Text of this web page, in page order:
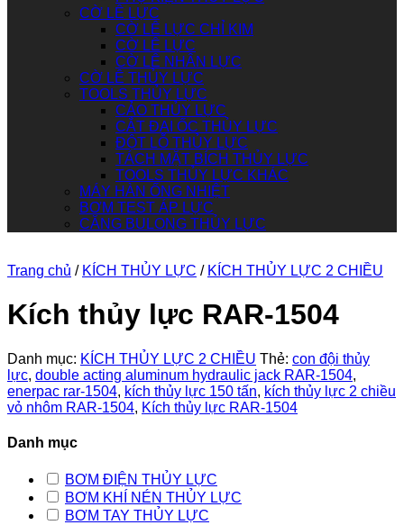
CỜ LÊ LỰC
CỜ LÊ LỰC CHỈ KIM
CỜ LÊ LỰC
CỜ LÊ NHÂN LỰC
CỜ LÊ THỦY LỰC
TOOLS THỦY LỰC
CẢO THỦY LỰC
CẮT ĐAI ỐC THỦY LỰC
ĐỘT LỖ THỦY LỰC
TÁCH MẶT BÍCH THỦY LỰC
TOOLS THỦY LỰC KHÁC
MÁY HÀN ỐNG NHIỆT
BƠM TEST ÁP LỰC
CĂNG BULONG THỦY LỰC
Trang chủ / KÍCH THỦY LỰC / KÍCH THỦY LỰC 2 CHIỀU
Kích thủy lực RAR-1504
Danh mục: KÍCH THỦY LỰC 2 CHIỀU Thẻ: con đội thủy
lực, double acting aluminum hydraulic jack RAR-1504,
enerpac rar-1504, kích thủy lực 150 tấn, kích thủy lực 2 chiều
vỏ nhôm RAR-1504, Kích thủy lực RAR-1504
Danh mục
BƠM ĐIỆN THỦY LỰC
BƠM KHÍ NÉN THỦY LỰC
BƠM TAY THỦY LỰC